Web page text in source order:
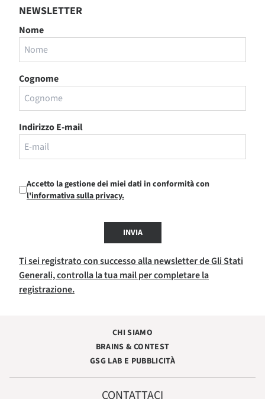
NEWSLETTER
Nome
Cognome
Indirizzo E-mail
Accetto la gestione dei miei dati in conformità con
l'informativa sulla privacy.
INVIA
Ti sei registrato con successo alla newsletter de Gli Stati
Generali, controlla la tua mail per completare la
registrazione.
CHI SIAMO
BRAINS & CONTEST
GSG LAB E PUBBLICITÀ
CONTATTACI